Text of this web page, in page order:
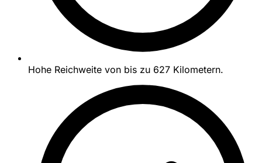
Hohe Reichweite von bis zu 627 Kilometern.